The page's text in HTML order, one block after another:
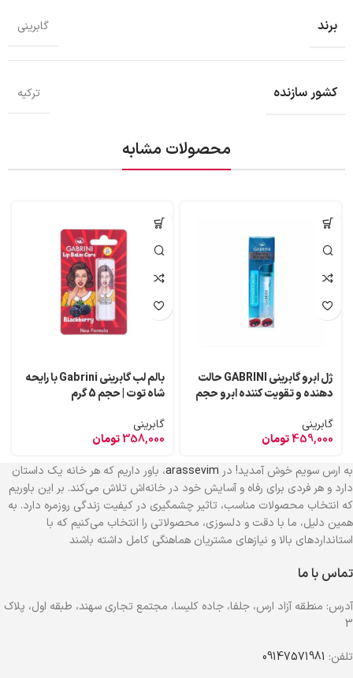
برند گابرینی
کشور سازنده ترکیه
محصولات مشابه
ژل ابرو گابرینی GABRINI حالت
دهنده و تقویت کننده ابرو حجم
گابرینی
459,000تومان
بالم لب گابرینی Gabrini با رایحه
شاه توت | حجم 5 گرم
گابرینی
358,000تومان
به ارس سویم خوش آمدید! در arassevim، باور داریم که هر خانه یک داستان
دارد و هر فردی برای رفاه و آسایش خود در خانه‌اش تلاش می‌کند. بر این باوریم
که انتخاب محصولات مناسب، تاثیر چشمگیری در کیفیت زندگی روزمره دارد. به
همین دلیل، ما با دقت و دلسوزی، محصولاتی را انتخاب می‌کنیم که با
استانداردهای بالا و نیازهای مشتریان هماهنگی کامل داشته باشند
تماس با ما
آدرس: منطقه آزاد ارس، جلفا، جاده کلیسا، مجتمع تجاری سهند، طبقه اول، پلاک
3
تلفن: 09147571981